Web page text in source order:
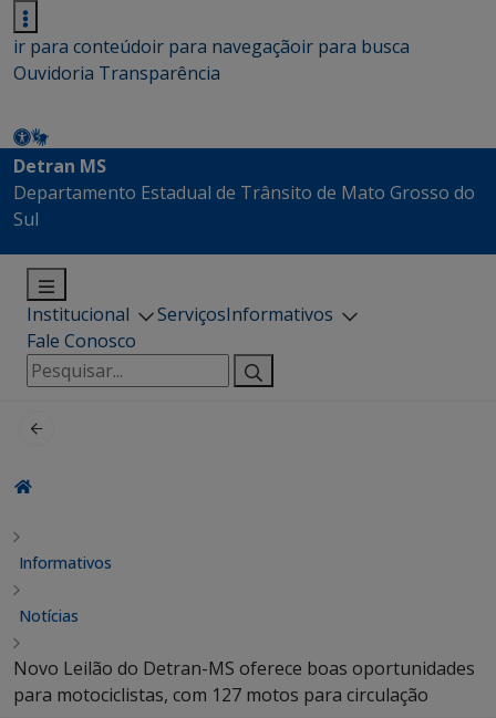
ir para conteúdoir para navegaçãoir para busca
Ouvidoria Transparência
Detran MS
Departamento Estadual de Trânsito de Mato Grosso do
Sul
Institucional ServiçosInformativos
Fale Conosco
Pesquisar
por:
Informativos
Notícias
Novo Leilão do Detran-MS oferece boas oportunidades
para motociclistas, com 127 motos para circulação